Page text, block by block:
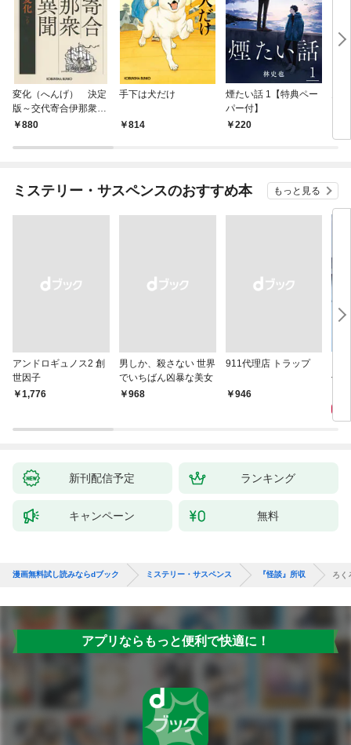
変化（へんげ） 決定
版～交代寄合伊那衆異
聞（1）～
880
手下は犬だけ
814
煙たい話 1【特典ペー
パー付】
220
ミステリー・サスペンスのおすすめ本 もっと見る
アンドロギュノス2 創
世因子
￥1,776
男しか、殺さない 世界
でいちばん凶暴な美女
￥968
911代理店 トラップ
￥946
件
新刊配信予定 ランキング
キャンペーン 無料
漫画無料試し読みならdブック ミステリー・サスペンス 『怪談』所収 ろく
アプリならもっと便利で快適に！